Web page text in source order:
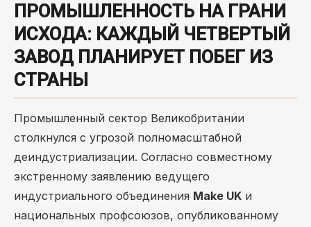
ПРОМЫШЛЕННОСТЬ НА ГРАНИ
ИСХОДА: КАЖДЫЙ ЧЕТВЕРТЫЙ
ЗАВОД ПЛАНИРУЕТ ПОБЕГ ИЗ
СТРАНЫ
Промышленный сектор Великобритании
столкнулся с угрозой полномасштабной
деиндустриализации. Согласно совместному
экстренному заявлению ведущего
индустриального объединения Make UK и
национальных профсоюзов, опубликованному